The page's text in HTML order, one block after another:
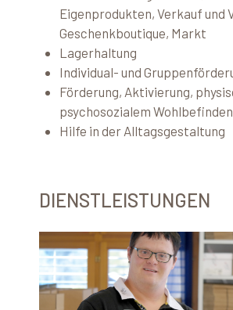
Eigenprodukten, Verkauf und
Geschenkboutique, Markt
Lagerhaltung
Individual- und
Förderung, Aktivierung,
psychosozialem Wohlbefinden
Hilfe in der Alltagsgestaltung
DIENSTLEISTUNGEN